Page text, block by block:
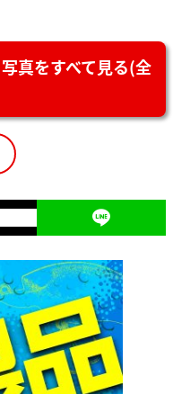
真をすべて見る(全